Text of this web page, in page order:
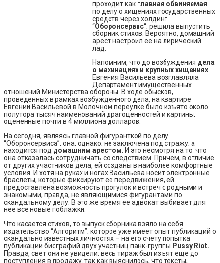
проходит как главная обвиняемая
по делу о хищениях государственных
средств через холдинг
“Оборонсервис“, решила выпустить
сборник стихов. Вероятно, домашний
арест настроил ее на лирический
лад.
Напомним, что до возбуждения дела
о махинациях и крупных хищениях
Евгения Васильева возглавляла
Департамент имущественных
отношений Министерства обороны. В ходе обысков,
проведенных в рамках возбужденного дела, на квартире
Евгении Васильевой в Молочном переулке было изъято около
полутора тысяч наименований драгоценностей и картины,
оцененные почти в 4 миллиона долларов.
На сегодня, являясь главной фигуранткой по делу
“Оборонсервиса”, она, однако, не заключена под стражу, а
находится под домашним арестом . И это несмотря на то, что
она отказалась сотрудничать со следствием. Причем, в отличие
от других участников дела, ей созданы в наиболее комфортные
условия. И хотя на руках и ногах Васильева носит электронные
браслеты, которые фиксируют ее передвижения, ей
предоставлена возможность прогулок и встреч с родными и
знакомыми, правда, не являющимися фигурантами по
скандальному делу. В это же время ее адвокат выбивает для
нее все новые поблажки.
Что касается стихов, то выпуск сборника взяло на себя
издательство “Алгоритм”, которое уже имеет опыт публикаций о
скандально известных личностях – на его счету попытка
публикации биографий двух участниц панк-группы Pussy Riot.
Правда, свет они не увидели: весь тираж был изъят еще до
поступления в продажу, так как выяснилось, что тексты,